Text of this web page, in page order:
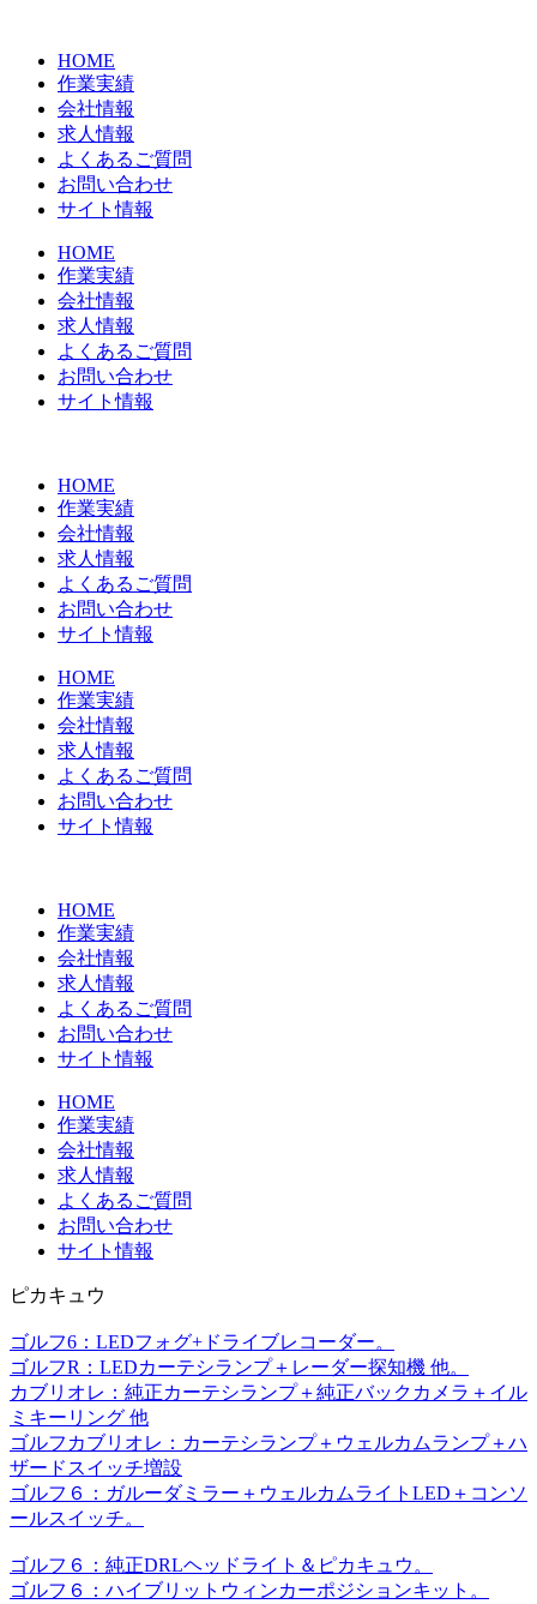
HOME
作業実績
会社情報
求人情報
よくあるご質問
お問い合わせ
サイト情報
HOME
作業実績
会社情報
求人情報
よくあるご質問
お問い合わせ
サイト情報
HOME
作業実績
会社情報
求人情報
よくあるご質問
お問い合わせ
サイト情報
HOME
作業実績
会社情報
求人情報
よくあるご質問
お問い合わせ
サイト情報
HOME
作業実績
会社情報
求人情報
よくあるご質問
お問い合わせ
サイト情報
HOME
作業実績
会社情報
求人情報
よくあるご質問
お問い合わせ
サイト情報
ピカキュウ
ゴルフ6：LEDフォグ+ドライブレコーダー。
ゴルフR：LEDカーテシランプ＋レーダー探知機 他。
カブリオレ：純正カーテシランプ＋純正バックカメラ＋イル
ミキーリング 他
ゴルフカブリオレ：カーテシランプ＋ウェルカムランプ＋ハ
ザードスイッチ増設
ゴルフ６：ガルーダミラー＋ウェルカムライトLED＋コンソ
ールスイッチ。
ゴルフ６：純正DRLヘッドライト＆ピカキュウ。
ゴルフ６：ハイブリットウィンカーポジションキット。